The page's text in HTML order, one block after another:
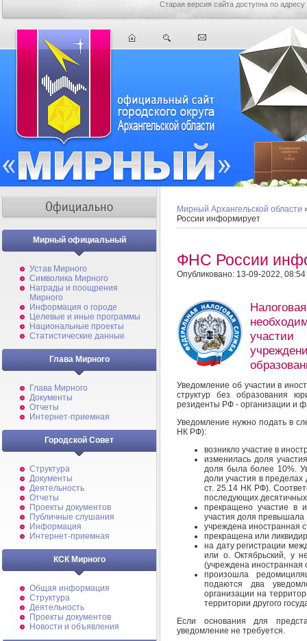
Старая версия сайта доступна по адресу
Мирный официальный
Устав Мирного
Символика Мирного
Награды и поощрения
Мирного
Информация о городе
Целевые и иные программы
Национальные проекты
Статистические данные
Глава Мирного
Глава Мирного
Документы
Отчеты
Интернет-приемная
Городской Совет
Структура
Документы
Деятельность
Отчеты
Проекты документов
Публичные слушания
Информация
Интернет-приемная
КСК Мирного
Общая информация
Структура
Деятельность
Проекты документов
Новости и объявления
Мирный Архангельской области
России информирует
ФНС России
Опубликовано: 13-09-2022, 08:54
участии
Уведомление об участии в
структур без образования
резиденты РФ - организации и
Уведомление нужно подать в
НК РФ):
возникло участие в
изменилась доля
доля была более 10%.
доли участия в пределах
ст. 25.14 НК РФ).
последующих
прекращено участие в
участия доля превышала
учреждена иностранная
прекращена или
на дату регистрации
или о. Октябрьский, у
(учреждена иностранная
произошла
подаются два
организации на
территории другого
Если основания для
уведомление не требуется.